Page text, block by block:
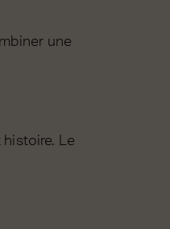
une
Le